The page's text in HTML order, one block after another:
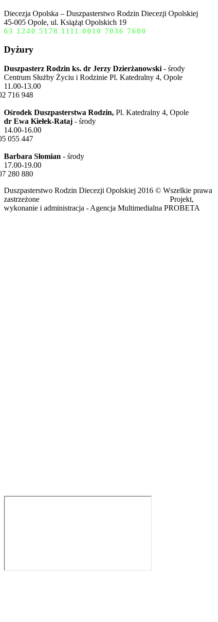
Diecezja Opolska – Duszpasterstwo Rodzin Diecezji Opolskiej
45-005 Opole, ul. Książąt Opolskich 19
63 1240 5178 1111 0010 7036 7600
Dyżury
Duszpasterz Rodzin ks. dr Jerzy Dzierżanowski - środy
Centrum Służby Życiu i Rodzinie Pl. Katedralny 4, Opole
11.00-13.00
716 948
Ośrodek Duszpasterstwa Rodzin, Pl. Katedralny 4, Opole
dr Ewa Kiełek-Rataj - środy
14.00-16.00
055 447
Barbara Słomian - środy
17.00-19.00
280 880
Duszpasterstwo Rodzin Diecezji Opolskiej 2016 © Wszelkie prawa
zastrzeżone Projekt,
wykonanie i administracja - Agencja Multimedialna PROBETA